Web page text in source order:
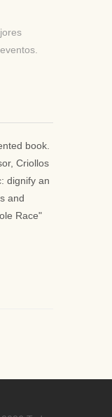
book.
Criollos
dignify an
and
Race"